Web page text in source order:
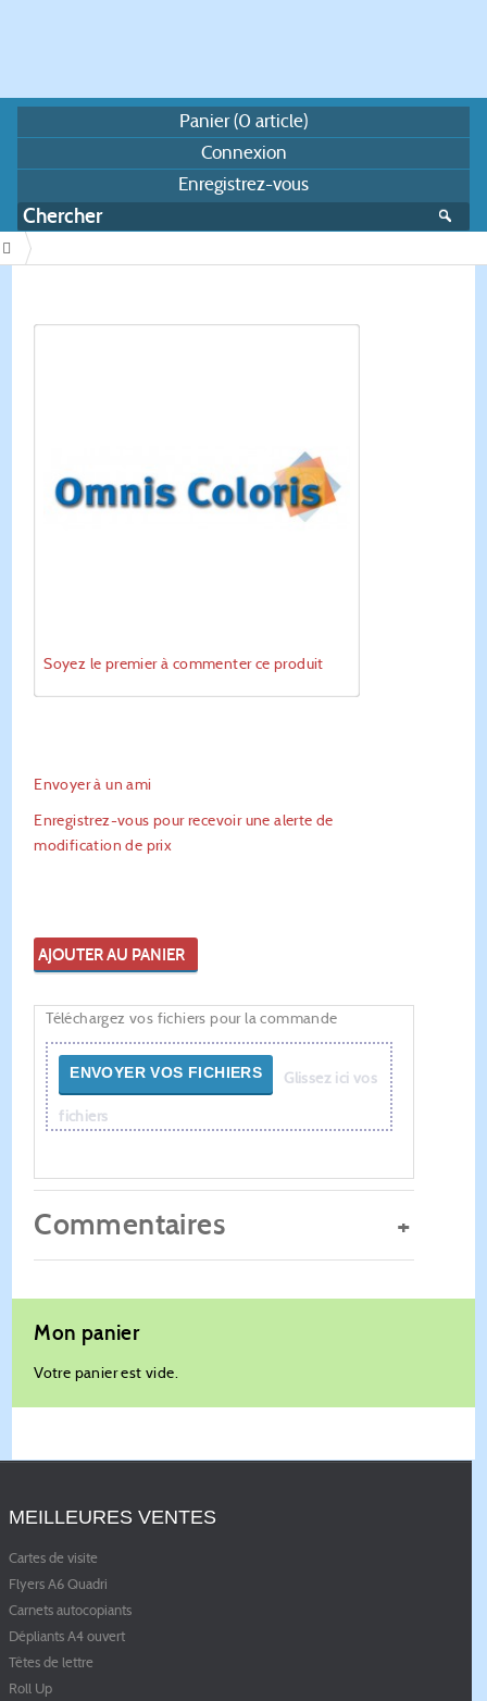
Panier (0 article)
Connexion
Enregistrez-vous
Soyez le premier à commenter ce produit
Envoyer à un ami
Enregistrez-vous pour recevoir une alerte de
modification de prix
AJOUTER AU PANIER
Téléchargez vos fichiers pour la commande
ENVOYER VOS FICHIERS
Glissez ici vos
fichiers
Commentaires
Mon panier
Votre panier est vide.
MEILLEURES VENTES
Cartes de visite
Flyers A6 Quadri
Carnets autocopiants
Dépliants A4 ouvert
Têtes de lettre
Roll Up